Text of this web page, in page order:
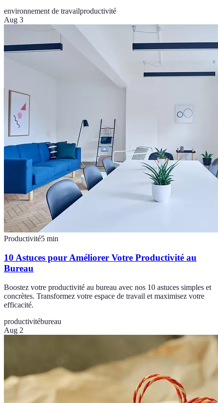
environnement de travailproductivité
Aug 3
Productivité5 min
10 Astuces pour Améliorer Votre Productivité au
Bureau
Boostez votre productivité au bureau avec nos 10 astuces simples et
concrètes. Transformez votre espace de travail et maximisez votre
efficacité.
productivitébureau
Aug 2